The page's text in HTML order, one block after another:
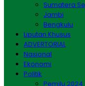
Sumatera
Jambi
Bengkulu
Liputan Khusus
ADVERTORIAL
Nasional
Ekonomi
Politik
Pemilu 2024